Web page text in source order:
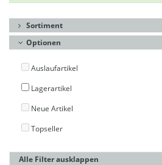
Sortiment
Optionen
Auslaufartikel
Lagerartikel
Neue Artikel
Topseller
Alle Filter ausklappen